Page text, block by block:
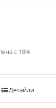
с 18%
Детайли